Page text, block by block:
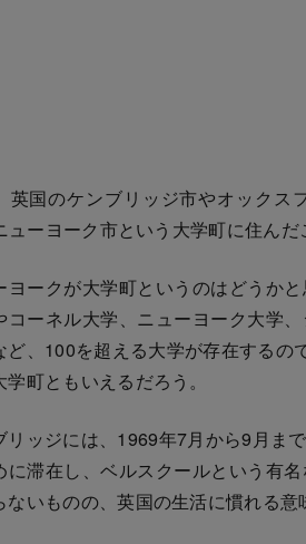
国のケンブリッジ市やオックス
ューヨーク市という大学町に住んだ
ークが大学町というのはどうか
コーネル大学、ニューヨーク大学
ど、100を超える大学が存在する
町ともいえるだろう。
ッジには、1969年7月から9月ま
に滞在し、ベルスクールという有
ないものの、英国の生活に慣れる意